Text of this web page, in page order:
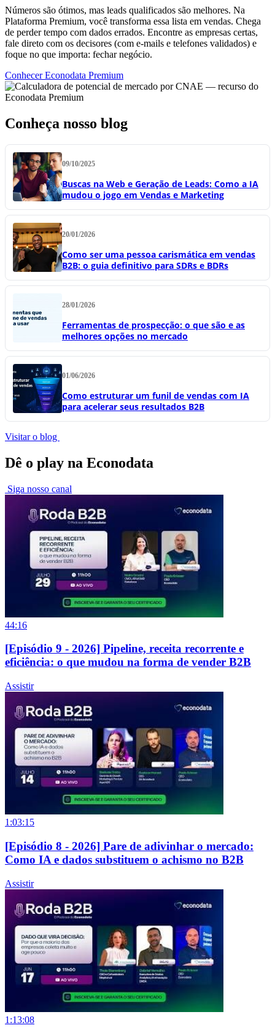
Números são ótimos, mas leads qualificados são melhores. Na
Plataforma Premium, você transforma essa lista em vendas. Chega
de perder tempo com dados errados. Encontre as empresas certas,
fale direto com os decisores (com e-mails e telefones validados) e
foque no que importa: fechar negócio.
Conhecer Econodata Premium
Conheça nosso blog
09/10/2025
Buscas na Web e Geração de Leads: Como a IA
mudou o jogo em Vendas e Marketing
20/01/2026
Como ser uma pessoa carismática em vendas
B2B: o guia definitivo para SDRs e BDRs
28/01/2026
Ferramentas de prospecção: o que são e as
melhores opções no mercado
01/06/2026
Como estruturar um funil de vendas com IA
para acelerar seus resultados B2B
Visitar o blog
Dê o play na Econodata
Siga nosso canal
44:16
[Episódio 9 - 2026] Pipeline, receita recorrente e
eficiência: o que mudou na forma de vender B2B
Assistir
1:03:15
[Episódio 8 - 2026] Pare de adivinhar o mercado:
Como IA e dados substituem o achismo no B2B
Assistir
1:13:08